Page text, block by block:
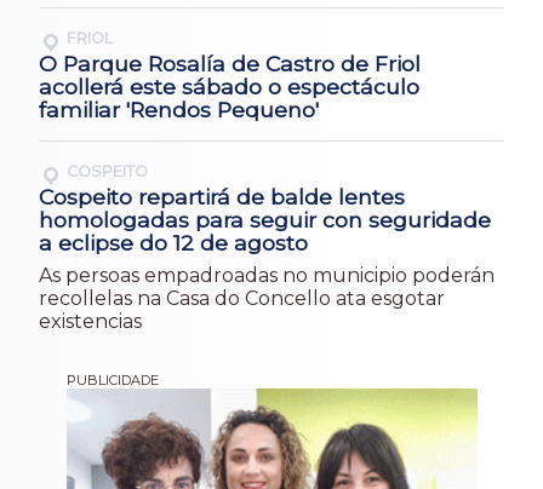
FRIOL
O Parque Rosalía de Castro de Friol
acollerá este sábado o espectáculo
familiar 'Rendos Pequeno'
COSPEITO
Cospeito repartirá de balde lentes
homologadas para seguir con seguridade
a eclipse do 12 de agosto
As persoas empadroadas no municipio poderán
recollelas na Casa do Concello ata esgotar
existencias